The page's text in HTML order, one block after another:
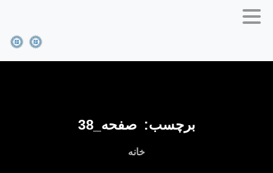
برچسب: صفحه_38
خانه